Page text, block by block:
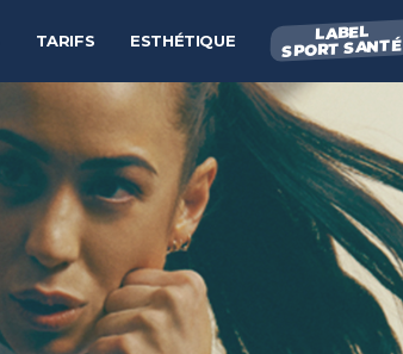
TARIFS ESTHÉTIQUE LABEL
SPORT SANTÉ